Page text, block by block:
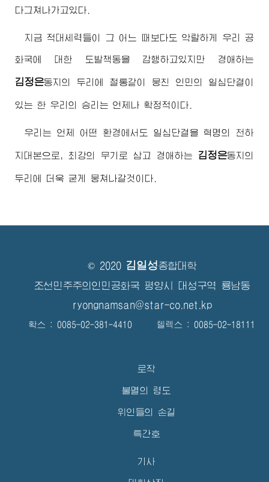
다그쳐나가고있다.
지금 적대세력들이 그 어느 때보다도 악랄하게 우리 공
화국에 대한 도발책동을 감행하고있지만 경애하는
김정은동지 의 두리에 철통같이 뭉친 인민의 일심단결이
있는 한 우리의 승리는 언제나 확정적이다.
우리는 언제 어떤 환경에서도 일심단결을 혁명의 천하
지대본으로, 최강의 무기로 삼고 경애하는 김정은동지 의
두리에 더욱 굳게 뭉쳐나갈것이다.
© 2020 김일성종합대학
조선민주주의인민공화국 평양시 대성구역 룡남동
ryongnamsan@star-co.net.kp
확스 : 0085-02-381-4410 텔렉스 : 0085-02-18111
로작
불멸의 령도
위인들의 손길
특간호
기사